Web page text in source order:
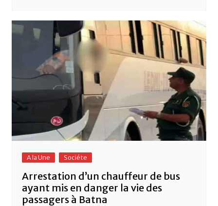
A la Une Sociéte
Arrestation d’un chauffeur de bus
ayant mis en danger la vie des
passagers à Batna